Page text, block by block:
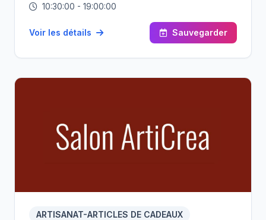
comme un espace d’inspiration et d’innovation,
du secteur pour proposer une vision globale de
l’habitat moderne, fonctionnel et durable.
10:30:00 - 19:00:00
Voir les détails Sauvegarder
ARTISANAT-ARTICLES DE CADEAUX